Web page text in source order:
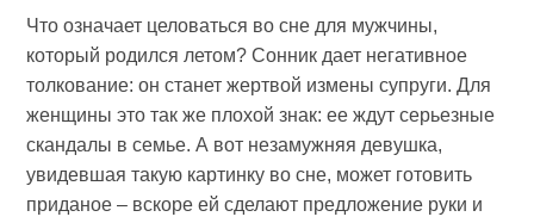
Что означает целоваться во сне для мужчины,
который родился летом? Сонник дает негативное
толкование: он станет жертвой измены супруги. Для
женщины это так же плохой знак: ее ждут серьезные
скандалы в семье. А вот незамужняя девушка,
увидевшая такую картинку во сне, может готовить
приданое – вскоре ей сделают предложение руки и